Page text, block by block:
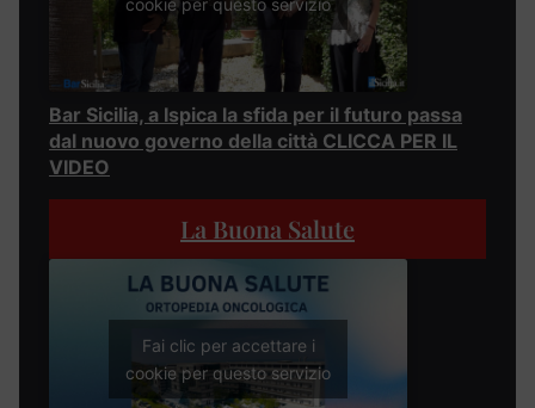
cookie per questo servizio
Bar Sicilia, a Ispica la sfida per il futuro passa
dal nuovo governo della città CLICCA PER IL
VIDEO
La Buona Salute
Fai clic per accettare i
cookie per questo servizio